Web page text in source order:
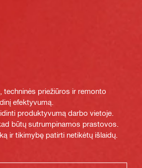
techninės priežiūros ir remonto
efektyvumą.
produktyvumą darbo vietoje.
būtų sutrumpinamos prastovos.
ir tikimybę patirti netikėtų išlaidų.